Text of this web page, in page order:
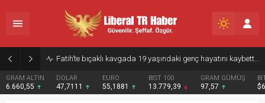
Fatih’te bıçaklı kavgada 19 yaşındaki genç hayatını kaybetti, 8 kişi tutuklandı
GRAM ALTIN
6.660,55
DOLAR
47,7111
EURO
55,1881
BIST 100
13.779,39
GRAM GÜMÜŞ
97,57